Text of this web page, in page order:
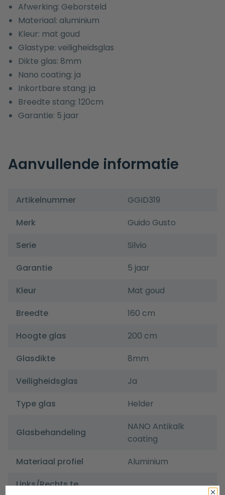
Afwerking: Geborsteld
Materiaal: aluminium
Kleur: mat goud
Glastype: veiligheidsglas
Dikte glas: 8mm
Nano coating: ja
Inkortbare stang: ja
Breedte stang: 120cm
Garantie: 5 jaar
Aanvullende informatie
Artikelnummer
GGID319
Merk
Guido Gusto
Serie
Silvio
Garantie
5 jaar
Kleur
Mat goud
Breedte
160 cm
Hoogte glas
200 cm
Glasdikte
8mm
Veiligheidsglas
Ja
Type glas
Helder
Glasbehandeling
NANO Antikalk
coating
Materiaal profiel
Aluminium
Links/Rechts te